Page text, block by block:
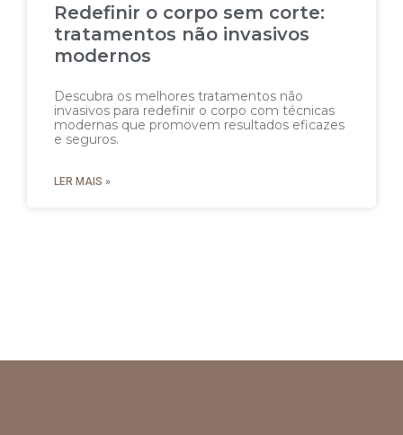
Redefinir o corpo sem corte:
tratamentos não invasivos
modernos
Descubra os melhores tratamentos não
invasivos para redefinir o corpo com técnicas
modernas que promovem resultados eficazes
e seguros.
LER MAIS »